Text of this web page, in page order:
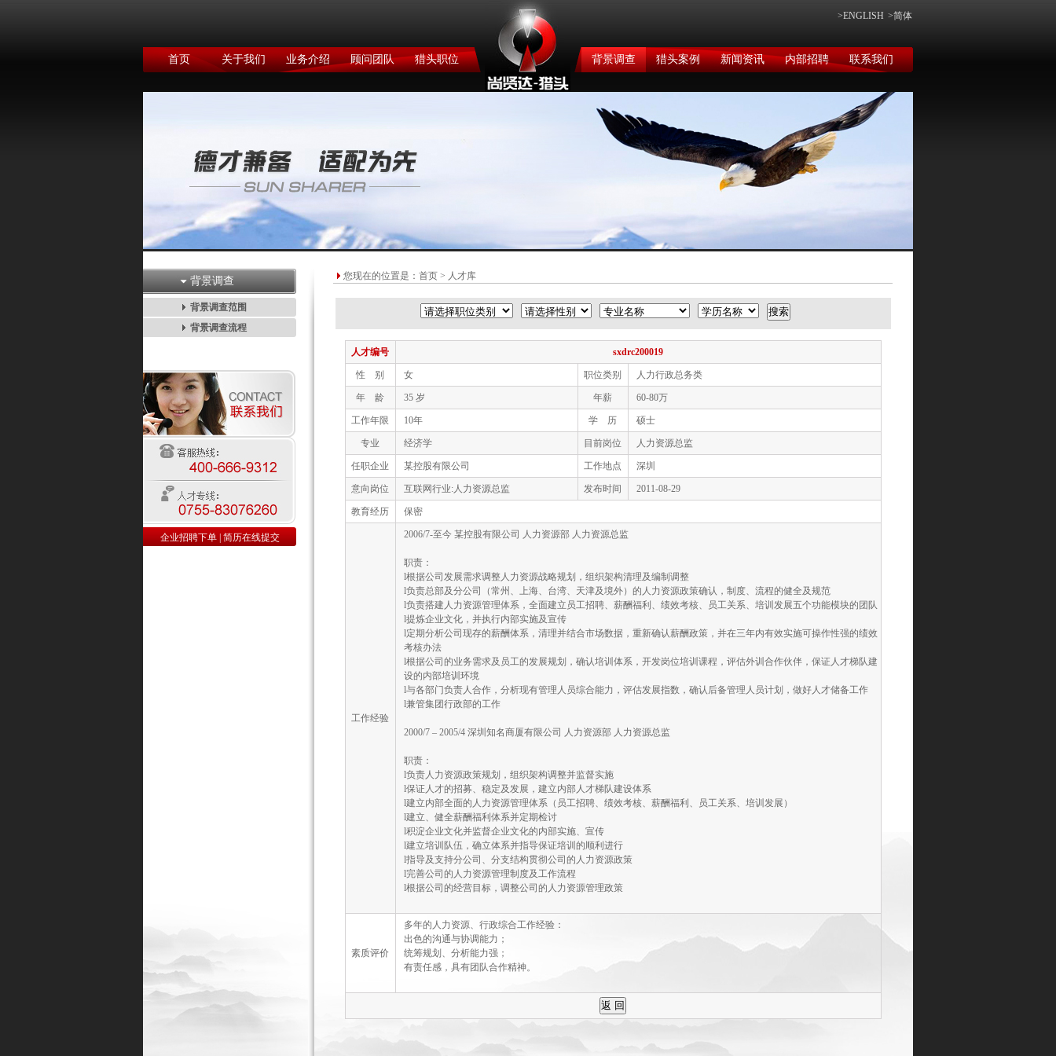
首页 关于我们 业务介绍 顾问团队 猎头职位 背景调查 猎头案例 新闻资讯 内部招聘 联系我们
>简体
>ENGLISH
背景调查
背景调查范围
背景调查流程
企业招聘下单 简历在线提交
您现在的位置是： 首页 > 人才库
人才编号 sxdrc200019
性 别 女 职位类别 人力行政总务类
年 龄 35 岁 年薪 60-80万
工作年限 10年 学 历 硕士
专业 经济学 目前岗位 人力资源总监
任职企业 某控股有限公司 工作地点 深圳
意向岗位 互联网行业:人力资源总监 发布时间 2011-08-29
教育经历 保密
工作经验
2006/7-至今 某控股有限公司 人力资源部 人力资源总监
职责：
l根据公司发展需求调整人力资源战略规划，组织架构清理及编制调整
l负责总部及分公司（常州、上海、台湾、天津及境外）的人力资源政策确认，制度、流程的健全及规范
l负责搭建人力资源管理体系，全面建立员工招聘、薪酬福利、绩效考核、员工关系、培训发展五个功能模块的团队
l提炼企业文化，并执行内部实施及宣传
l定期分析公司现存的薪酬体系，清理并结合市场数据，重新确认薪酬政策，并在三年内有效实施可操作性强的绩效
考核办法
l根据公司的业务需求及员工的发展规划，确认培训体系，开发岗位培训课程，评估外训合作伙伴，保证人才梯队建
设的内部培训环境
l与各部门负责人合作，分析现有管理人员综合能力，评估发展指数，确认后备管理人员计划，做好人才储备工作
l兼管集团行政部的工作
2000/7 – 2005/4 深圳知名商厦有限公司 人力资源部 人力资源总监
职责：
l负责人力资源政策规划，组织架构调整并监督实施
l保证人才的招募、稳定及发展，建立内部人才梯队建设体系
l建立内部全面的人力资源管理体系（员工招聘、绩效考核、薪酬福利、员工关系、培训发展）
l建立、健全薪酬福利体系并定期检讨
l积淀企业文化并监督企业文化的内部实施、宣传
l建立培训队伍，确立体系并指导保证培训的顺利进行
l指导及支持分公司、分支结构贯彻公司的人力资源政策
l完善公司的人力资源管理制度及工作流程
l根据公司的经营目标，调整公司的人力资源管理政策
素质评价
多年的人力资源、行政综合工作经验：
出色的沟通与协调能力；
统筹规划、分析能力强；
有责任感，具有团队合作精神。